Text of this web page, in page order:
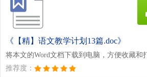
《【精】语文教学计划13篇.doc》
将本文的Word文档下载到电脑，方便收藏和
推荐度：